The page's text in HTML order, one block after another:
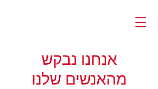
אנחנו נבקש
מהאנשים שלנו